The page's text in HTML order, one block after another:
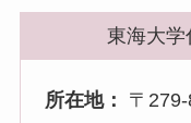
東海大学
所在地： 〒